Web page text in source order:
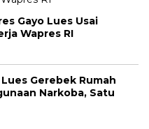
Gayo Lues Usai
Wapres RI
Gerebek Rumah
Narkoba, Satu